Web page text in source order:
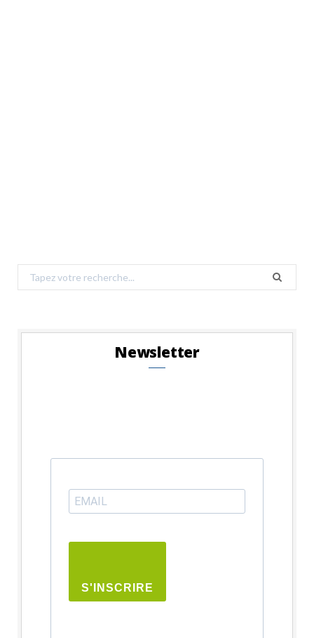
Search
for:
Newsletter
S'INSCRIRE